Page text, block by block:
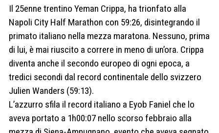
Il 25enne trentino Yeman Crippa, ha trionfato alla
Napoli City Half Marathon con 59:26, disintegrando il
primato italiano nella mezza maratona. Nessuno, prima
di lui, è mai riuscito a correre in meno di un’ora. Crippa
diventa anche il secondo europeo di ogni epoca, a
tredici secondi dal record continentale dello svizzero
Julien Wanders (59:13).
L’azzurro sfila il record italiano a Eyob Faniel che lo
aveva portato a 1h00:07 nello scorso febbraio alla